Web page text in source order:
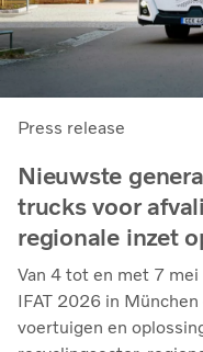
Press release
Nieuwste
trucks voor
regionale inzet
Van 4 tot en met 7
IFAT 2026 in
voertuigen en